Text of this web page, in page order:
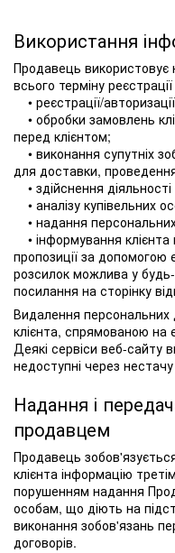
Використання
Продавець використовує
всього терміну
• реєстрації/
• обробки замовлень
перед клієнтом;
• виконання супутніх
для доставки,
• здійснення
• аналізу купівельних
• надання
• інформування клієнта
пропозиції за допомогою
розсилок можлива у
посилання на сторінку
Видалення персональних
клієнта, спрямованою на
Деякі сервіси веб-сайту
недоступні через нестачу
Надання і
продавцем
Продавець
клієнта інформацію
порушенням надання
особам, що діють на
виконання зобов'язань
договорів.